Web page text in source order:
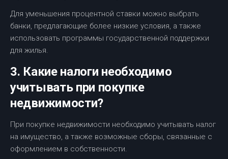
Для уменьшения процентной ставки можно выбрать
банки, предлагающие более низкие условия, а также
использовать программы государственной поддержки
для жилья.
3. Какие налоги необходимо
учитывать при покупке
недвижимости?
При покупке недвижимости необходимо учитывать налог
на имущество, а также возможные сборы, связанные с
оформлением в собственности.